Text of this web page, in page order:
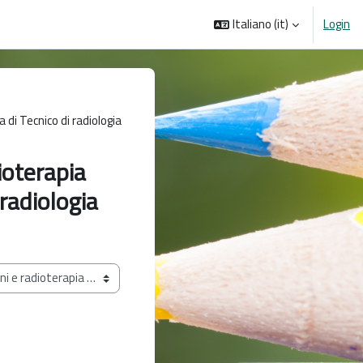
Italiano ‎(it)‎ Login
Tecnico di radiologia